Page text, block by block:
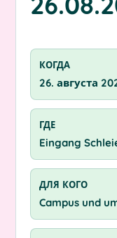
КОГДА
26. августа
ГДЕ
Eingang
ДЛЯ КОГО
Campus und